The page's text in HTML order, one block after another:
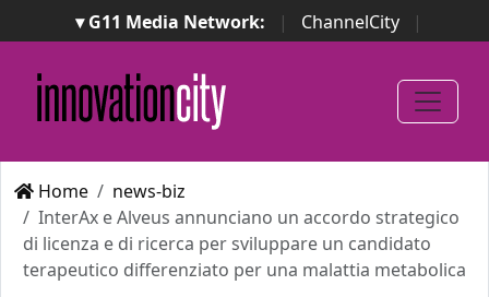
▾ G11 Media Network: | ChannelCity
|
ImpresaCity | SecurityOpenLab | Italian Channel
Awards
Italian Project Awards
Italian Security
Awards
Home
news-biz
InterAx e Alveus annunciano un accordo strategico
di licenza e di ricerca per sviluppare un candidato
terapeutico differenziato per una malattia metabolica